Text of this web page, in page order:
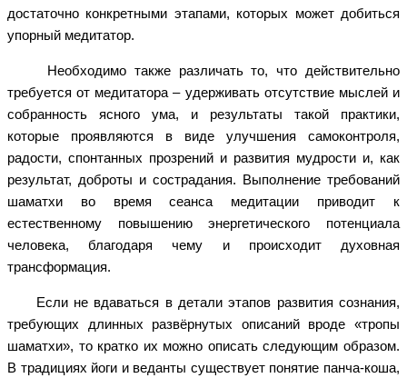
достаточно конкретными этапами, которых может добиться
упорный медитатор.
Необходимо также различать то, что действительно
требуется от медитатора – удерживать отсутствие мыслей и
собранность ясного ума, и результаты такой практики,
которые проявляются в виде улучшения самоконтроля,
радости, спонтанных прозрений и развития мудрости и, как
результат, доброты и сострадания. Выполнение требований
шаматхи во время сеанса медитации приводит к
естественному повышению энергетического потенциала
человека, благодаря чему и происходит духовная
трансформация.
Если не вдаваться в детали этапов развития сознания,
требующих длинных развёрнутых описаний вроде «тропы
шаматхи», то кратко их можно описать следующим образом.
В традициях йоги и веданты существует понятие панча-коша,